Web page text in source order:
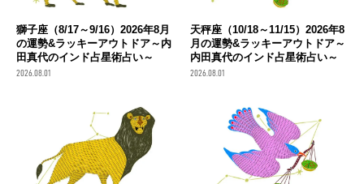
獅子座（8/17～9/16）2026年8月
の運勢&ラッキーアウトドア～内
田真代のインド占星術占い～
2026.08.01
天秤座（10/18～11/15）2026年8
月の運勢&ラッキーアウトドア～
内田真代のインド占星術占い～
2026.08.01